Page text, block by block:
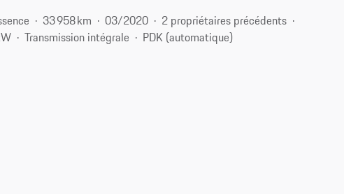
33 958 km 03/2020
2 propriétaires précédents
Transmission intégrale
PDK (automatique)